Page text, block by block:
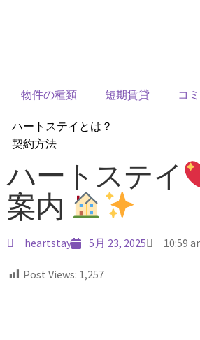
物件の種類 短期賃貸 コ
ハートステイとは？
契約方法
サービス費用
よくある質問
Heartee
ハートステイ
案内
heartstay 5月 23, 2025 10:59
Post Views: 1,257